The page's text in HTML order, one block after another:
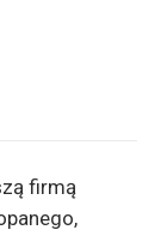
firmą